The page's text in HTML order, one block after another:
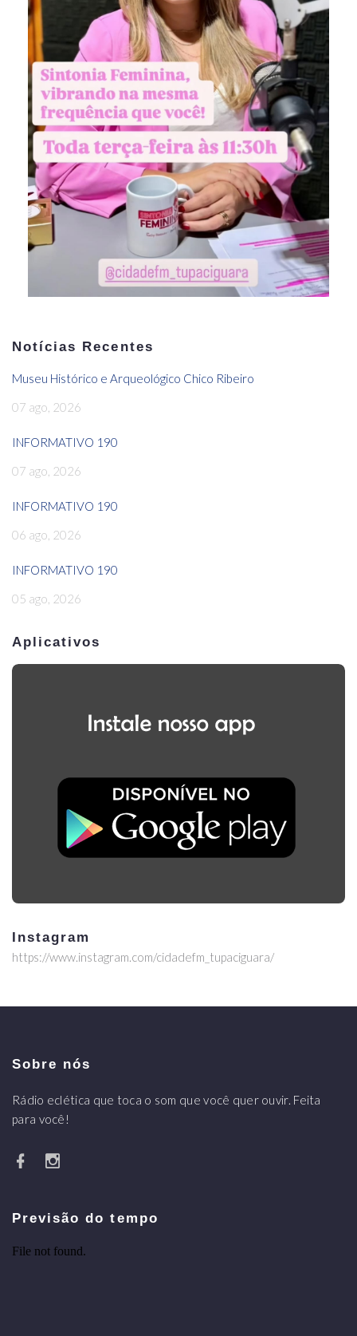
Notícias Recentes
Museu Histórico e Arqueológico Chico Ribeiro
07 ago, 2026
INFORMATIVO 190
07 ago, 2026
INFORMATIVO 190
06 ago, 2026
INFORMATIVO 190
05 ago, 2026
Aplicativos
Instagram
https://www.instagram.com/cidadefm_tupaciguara/
Sobre nós
Rádio eclética que toca o som que você quer ouvir. Feita
para você!
Previsão do tempo